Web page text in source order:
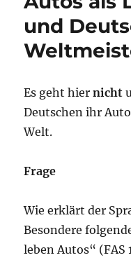
und
Es geht hiernicht
Deutschen ihr
Welt.
Frage
Wie erklärt der
Besondere
leben Autos“